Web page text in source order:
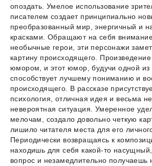
опоздать. Умелое использование
писателем создает принципиально
преобразованный мир, энергичный и
красками. Обращают на себя
необычные герои, эти персонажи
картину происходящего.
юмором, и этот юмор, будучи одной из
способствует лучшему пониманию и
происходящего. В рассказе
психология, отличная идея и весьма
невероятная ситуация. Умеренное
мелочам, создало довольно четкую
лишило читателя места для его
Периодически возвращаясь к
находишь для себя какой-то
вопрос и незамедлительно получаешь